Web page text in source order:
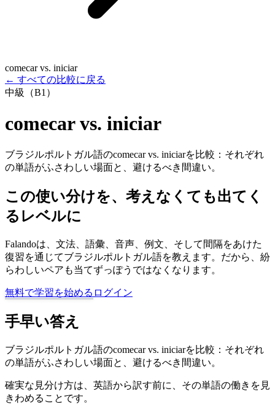
comecar vs. iniciar
← すべての比較に戻る
中級（B1）
comecar vs. iniciar
ブラジルポルトガル語のcomecar vs. iniciarを比較：それぞれ
の単語がふさわしい場面と、避けるべき間違い。
この使い分けを、考えなくても出てく
るレベルに
Falandoは、文法、語彙、音声、例文、そして間隔をあけた
復習を通じてブラジルポルトガル語を教えます。だから、紛
らわしいペアも当てずっぽうではなくなります。
無料で学習を始める ログイン
手早い答え
ブラジルポルトガル語のcomecar vs. iniciarを比較：それぞれ
の単語がふさわしい場面と、避けるべき間違い。
確実な見分け方は、英語から訳す前に、その単語の働きを見
きわめることです。